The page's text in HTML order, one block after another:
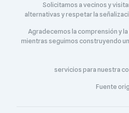
Solicitamos a vecinos y
alternativas y respetar la
Agradecemos la comprensión y
mientras seguimos construyendo
servicios para nuestra
Fuente